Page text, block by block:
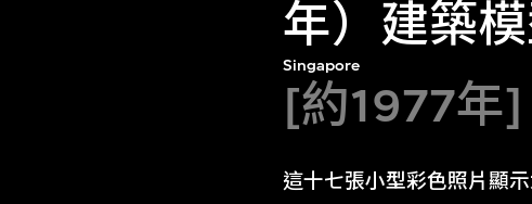
年）建築
Singapore
[約1977年]
這十七張小型彩色照片顯